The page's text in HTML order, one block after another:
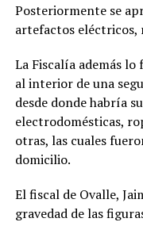
Posteriormente se
artefactos eléctricos,
La Fiscalía además
al interior de una
desde donde habría
electrodomésticas,
otras, las cuales
domicilio.
El fiscal de Ovalle,
gravedad de las